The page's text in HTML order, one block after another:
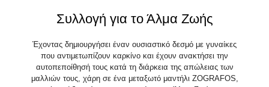
Συλλογή για το Άλμα Ζωής
Έχοντας δημιουργήσει έναν ουσιαστικό δεσμό με γυναίκες
που αντιμετωπίζουν καρκίνο και έχουν ανακτήσει την
αυτοπεποίθησή τους κατά τη διάρκεια της απώλειας των
μαλλιών τους, χάρη σε ένα μεταξωτό μαντήλι ZOGRAFOS,